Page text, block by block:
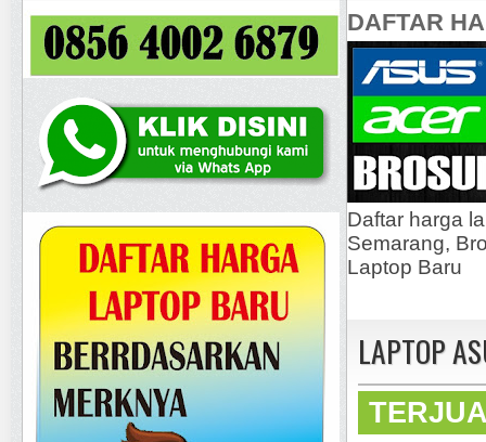
DAFTAR
Daftar harga
Semarang,
Laptop Baru
LAPTOP